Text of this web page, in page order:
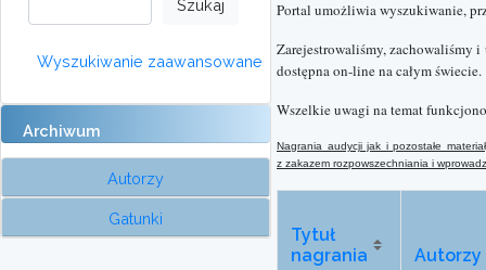
Wyszukiwanie zaawansowane
Archiwum
Autorzy
Gatunki
Portal umożliwia wyszukiwanie,
Zarejestrowaliśmy, zachowaliśmy
dostępna on-line na całym świecie.
Wszelkie uwagi na temat
Nagrania audycji jak i pozostałe
z zakazem rozpowszechniania i
Tytuł
nagrania
Autorzy